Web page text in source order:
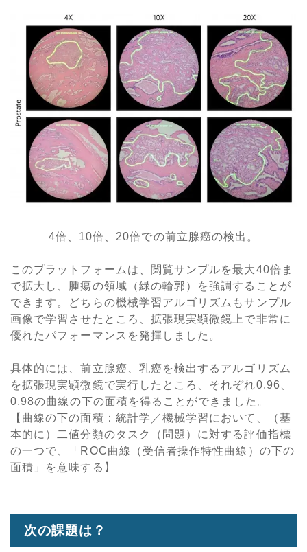
4倍、10倍、20倍での前立腺癌の検出。
このプラットフォームは、閲覧サンプルを最大40倍ま
で拡大し、腫瘍の領域（緑の輪郭）を強調することが
できます。どちらの機械学習アルゴリズムもサンプル
画像で学習させたところ、拡張現実顕微鏡上で非常に
優れたパフォーマンスを発揮しました。
具体的には、前立腺癌、乳癌を検出するアルゴリズム
を拡張現実顕微鏡で実行したところ、それぞれ0.96、
0.98の曲線の下の面積を得ることができました。
【曲線の下の面積：統計学／機械学習において、（基
本的に）二値分類のタスク（問題）に対する評価指標
の一つで、「ROC曲線（受信者操作特性曲線）の下の
面積」を意味する】
次の課題は？